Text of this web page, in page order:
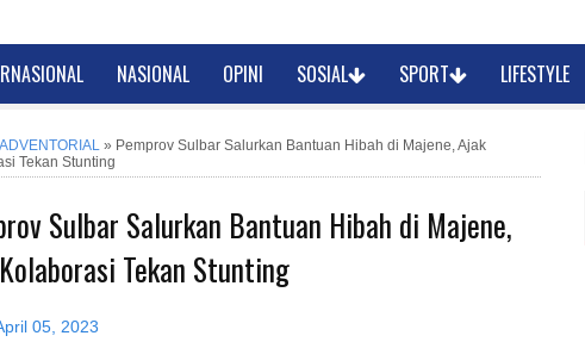
NASIONAL OPINI SOSIAL SPORT LIFESTYLE
ADVENTORIAL » Pemprov Sulbar Salurkan Bantuan Hibah di Majene, Ajak
Tekan Stunting
Sulbar Salurkan Bantuan Hibah di Majene,
Tekan Stunting
05, 2023